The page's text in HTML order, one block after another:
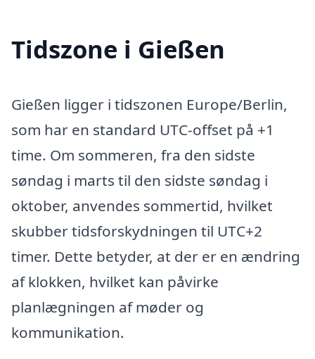
Tidszone i Gießen
Gießen ligger i tidszonen Europe/Berlin,
som har en standard UTC-offset på +1
time. Om sommeren, fra den sidste
søndag i marts til den sidste søndag i
oktober, anvendes sommertid, hvilket
skubber tidsforskydningen til UTC+2
timer. Dette betyder, at der er en ændring
af klokken, hvilket kan påvirke
planlægningen af møder og
kommunikation.